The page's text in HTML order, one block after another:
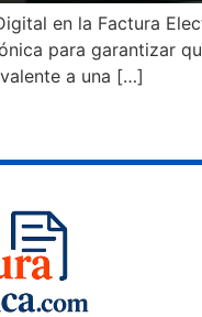
en la Factura
para garantizar
a una […]